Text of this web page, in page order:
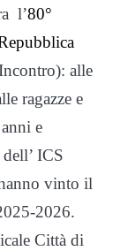
l’80°
alle
ragazze e
e
ICS
vinto il
2026.
Città di